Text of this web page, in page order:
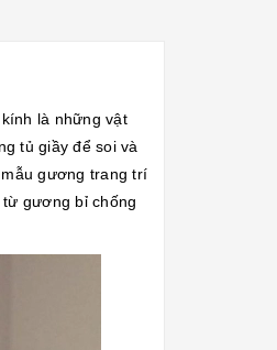
là những vật
tủ giầy để soi và
gương trang trí
gương bỉ chống